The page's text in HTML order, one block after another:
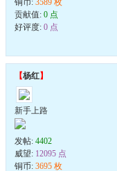
贡献值: 0 点
好评度: 0 点
【杨红】
新手上路
发帖: 4402
威望: 12095 点
铜币: 3695 枚